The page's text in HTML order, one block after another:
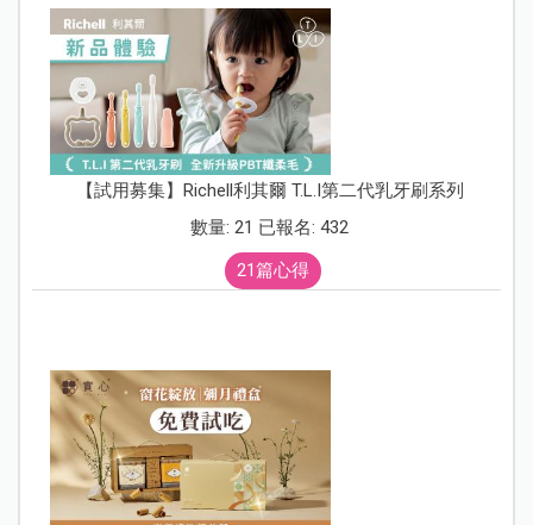
【試用募集】Richell利其爾 T.L.I第二代乳牙刷系列
數量: 21 已報名: 432
21篇心得